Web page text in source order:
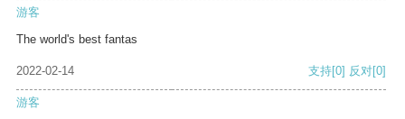
游客
The world's best fantas
2022-02-14 支持[0] 反对[0]
游客